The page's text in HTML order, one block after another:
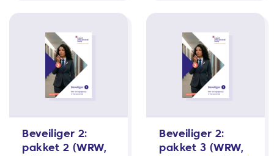
Beveiliger 2:
pakket 2 (WRW,
Beveiliger 2:
pakket 3 (WRW,